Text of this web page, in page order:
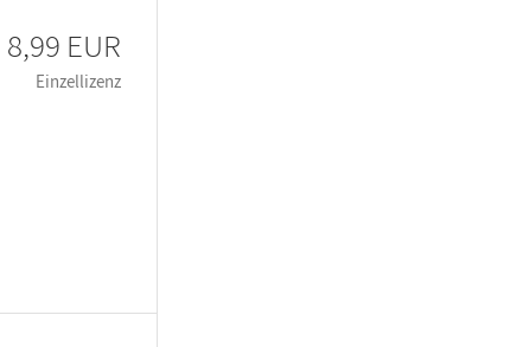
8,99 EUR
Einzellizenz